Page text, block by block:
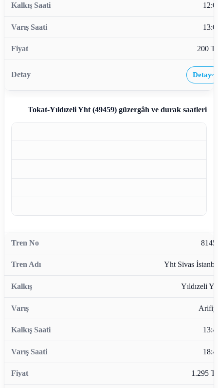
200
Detay›
Tokat-Yıldızeli Yht (49459)güzergâh ve durak saatleri
Yht Sivas
Yıldızeli
1.295